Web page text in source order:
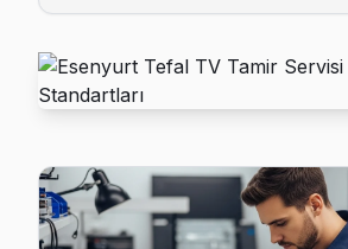
Tefal Servis Merkezi →
Atatürk Tefal Servis
Atatürk semtindeki Tefal TV
Balıkyolu Tefal Servis
Balıkyolu sakinleri Tefal TV